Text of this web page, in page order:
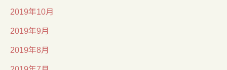
2019年10月
2019年9月
2019年8月